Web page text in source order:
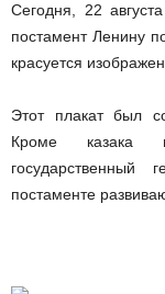
Сегодня, 22
постамент Ленину
красуется
Этот плакат был
Кроме казака
постаменте